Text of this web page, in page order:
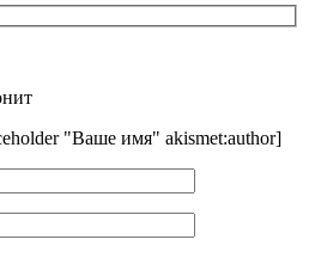
"Ваше имя" akismet:author]